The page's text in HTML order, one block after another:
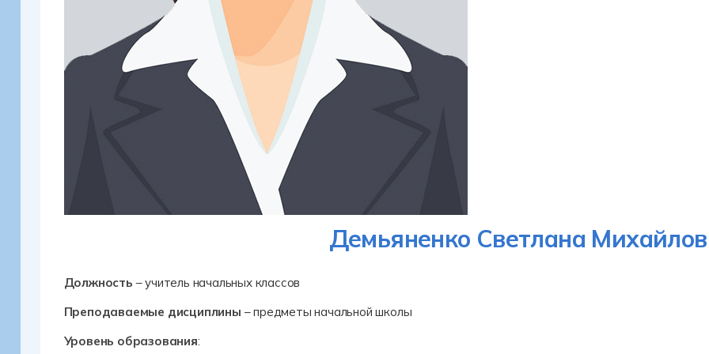
Демьяненко Светлана
Должность – учитель начальных классов
Преподаваемые дисциплины – предметы начальной школы
Уровень образования: